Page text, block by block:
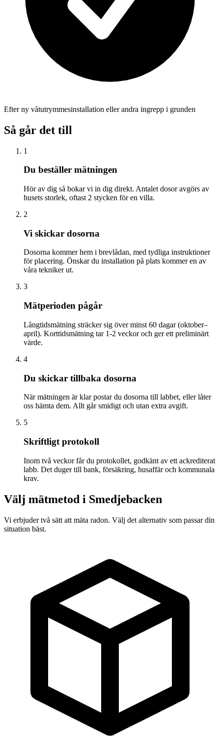
Efter ny våtutrymmesinstallation eller andra ingrepp i grunden
Så går det till
1
Du beställer mätningen
Hör av dig så bokar vi in dig direkt. Antalet dosor avgörs av
husets storlek, oftast 2 stycken för en villa.
2
Vi skickar dosorna
Dosorna kommer hem i brevlådan, med tydliga instruktioner
för placering. Önskar du installation på plats kommer en av
våra tekniker ut.
3
Mätperioden pågår
Långtidsmätning sträcker sig över minst 60 dagar (oktober–
april). Korttidsmätning tar 1-2 veckor och ger ett preliminärt
värde.
4
Du skickar tillbaka dosorna
När mätningen är klar postar du dosorna till labbet, eller låter
oss hämta dem. Allt går smidigt och utan extra avgift.
5
Skriftligt protokoll
Inom två veckor får du protokollet, godkänt av ett ackrediterat
labb. Det duger till bank, försäkring, husaffär och kommunala
krav.
Välj mätmetod i Smedjebacken
Vi erbjuder två sätt att mäta radon. Välj det alternativ som passar din
situation bäst.